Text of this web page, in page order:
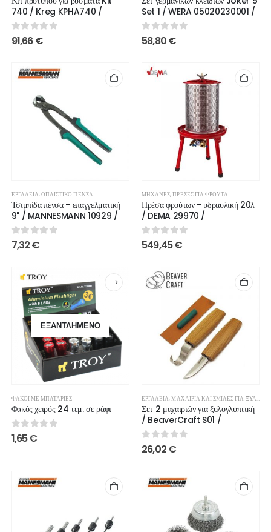
740 / Kreg KPHA740 /
0out of 5
91,66€
Set 1 / WERA 05020230001 /
0out of 5
58,80€
ΕΡΓΑΛΕΊΑ,ΟΠΛΙΣΤΙΚΌ ΠΈΝΣΑ
Τσιμπίδα πένσα - επαγγελματική
9" / MANNESMANN 10929 /
0 out of 5
7,32€
ΜΗΧΑΝΈΣ,ΠΡΈΣΕΣ ΓΙΑ ΦΡΟΎΤΑ
Πρέσα φρούτων - υδραυλική 20λ
/ DEMA 29970 /
0 out of 5
549,45€
ΕΞΑΝΤΛΗΜΈΝΟ
ΦΑΚΟΊ ΜΕ ΜΠΑΤΑΡΊΕΣ
Φακός χειρός 24 τεμ. σε ράφι
0out of 5
1,65€
ΕΡΓΑΛΕΊΑ,ΜΑΧΑΊΡΙΑ ΚΑΙ ΣΜΊΛΕΣ ΓΙΑ ΞΥΛΟΤΕΧΝΊΑ
Σετ 2 μαχαιριών για ξυλογλυπτική
/ BeaverCraft S01 /
0out of 5
26,02€